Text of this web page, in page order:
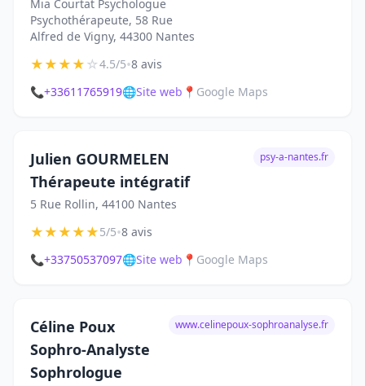
Mia Courtat Psychologue
Psychothérapeute, 58 Rue
Alfred de Vigny, 44300 Nantes
★★★★☆4.5/5•8 avis
📞+33611765919🌐Site web 📍 Google Maps
Julien GOURMELEN
Thérapeute intégratif
5 Rue Rollin, 44100 Nantes
psy-a-nantes.fr
★★★★★5/5•8 avis
📞+33750537097🌐Site web 📍 Google Maps
Céline Poux
Sophro-Analyste
Sophrologue
www.celinepoux-sophroanalyse.fr